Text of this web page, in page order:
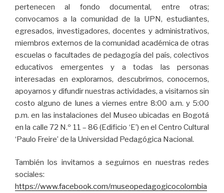
pertenecen al fondo documental, entre otras;
convocamos a la comunidad de la UPN, estudiantes,
egresados, investigadores, docentes y administrativos,
miembros externos de la comunidad académica de otras
escuelas o facultades de pedagogía del país, colectivos
educativos emergentes y a todas las personas
interesadas en explorarnos, descubrirnos, conocernos,
apoyarnos y difundir nuestras actividades, a visitarnos sin
costo alguno de lunes a viernes entre 8:00 a.m. y 5:00
p.m. en las instalaciones del Museo ubicadas en Bogotá
en la calle 72 N.º 11 – 86 (Edificio ‘E’) en el Centro Cultural
‘Paulo Freire’ de la Universidad Pedagógica Nacional.
También los invitamos a seguirnos en nuestras redes
sociales:
https://www.facebook.com/museopedagogicocolombia